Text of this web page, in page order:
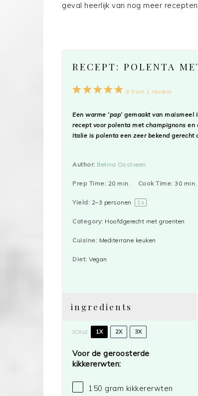
geval heerlijk van nog meer
RECEPT: POLENTA
5
4
3
2
1
5 from 1 review
Een warme ‘pap’ gemaakt van
recept voor polenta met champignons en
Italie is polenta een zeer bekend gerecht
Author: Betina Oostveen
Prep Time: 20 min. Cook Time: 30 min.
Yield: 2–3 personen 1x
Category: Hoofdgerecht met groenten
Cuisine: Mediterrane keuken
Diet: Vegan
ingredients
SCALE 1X 2X 3X
Voor de geroosterde
kikkererwten:
150 gram kikkererwten